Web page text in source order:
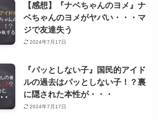
【感想】『ナベちゃんのヨメ』ナ
ベちゃんのヨメがヤバい・・・マ
ジで友達失う
2024年7月17日
『パッとしない子』国民的アイド
ルの過去はパッとしない子！？裏
に隠された本性が・・・
2024年7月17日